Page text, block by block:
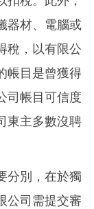
器材、電腦或
稅，以有限公
帳目是曾獲得
司帳目可信度
東主多數沒聘
分別，在於獨
公司需提交審